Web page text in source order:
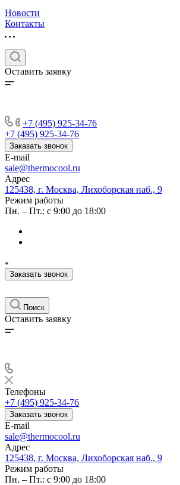
Новости
Контакты
Оставить заявку
+7 (495) 925-34-76
+7 (495) 925-34-76
Заказать звонок
E-mail
sale@thermocool.ru
Адрес
125438, г. Москва, Лихоборская наб., 9
Режим работы
Пн. – Пт.: с 9:00 до 18:00
Заказать звонок
Поиск
Оставить заявку
Телефоны
+7 (495) 925-34-76
Заказать звонок
E-mail
sale@thermocool.ru
Адрес
125438, г. Москва, Лихоборская наб., 9
Режим работы
Пн. – Пт.: с 9:00 до 18:00